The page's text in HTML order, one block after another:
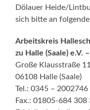
Dölauer Heide/
sich bitte an
Arbeitskreis
zu Halle (Saale) e.V.
Große Klausstraße 11
06108 Halle (Saale)
Tel.: 0345 – 2002746
Fax.: 01805-684 308